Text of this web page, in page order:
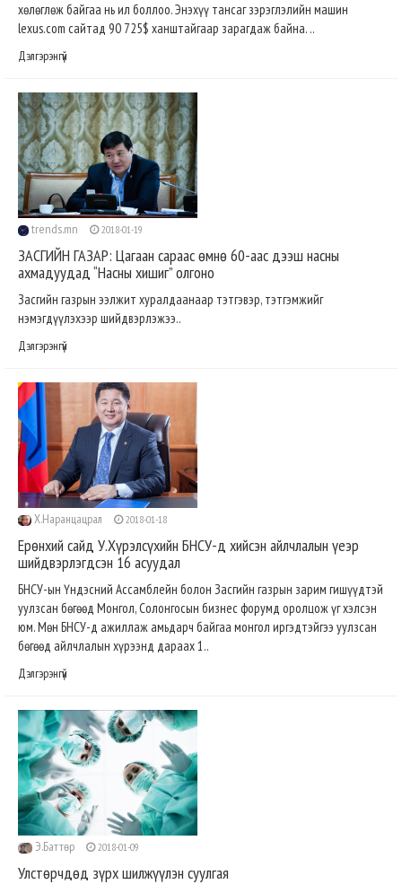
хөлөглөж байгаа нь ил боллоо. Энэхүү тансаг зэрэглэлийн машин
lexus.com сайтад 90 725$ ханштайгаар зарагдаж байна. ..
Дэлгэрэнгүй
trends.mn 2018-01-19
ЗАСГИЙН ГАЗАР: Цагаан сараас өмнө 60-аас дээш насны
ахмадуудад “Насны хишиг” олгоно
Засгийн газрын ээлжит хуралдаанаар тэтгэвэр, тэтгэмжийг
нэмэгдүүлэхээр шийдвэрлэжээ..
Дэлгэрэнгүй
Х.Наранцацрал 2018-01-18
Ерөнхий сайд У.Хүрэлсүхийн БНСУ-д хийсэн айлчлалын үеэр
шийдвэрлэгдсэн 16 асуудал
БНСУ-ын Үндэсний Ассамблейн болон Засгийн газрын зарим гишүүдтэй
уулзсан бөгөөд Монгол, Солонгосын бизнес форумд оролцож үг хэлсэн
юм. Мөн БНСУ-д ажиллаж амьдарч байгаа монгол иргэдтэйгээ уулзсан
бөгөөд айлчлалын хүрээнд дараах 1..
Дэлгэрэнгүй
Э.Баттөр 2018-01-09
Улстөрчдөд зүрх шилжүүлэн суулгая